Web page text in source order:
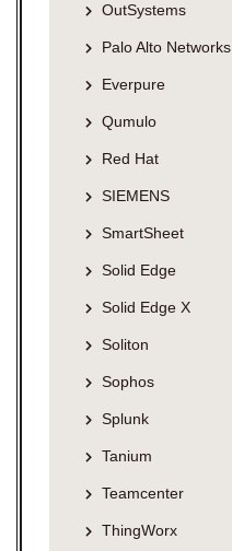
OutSystems
Palo Alto Networks
Everpure
Qumulo
Red Hat
SIEMENS
SmartSheet
Solid Edge
Solid Edge X
Soliton
Sophos
Splunk
Tanium
Teamcenter
ThingWorx